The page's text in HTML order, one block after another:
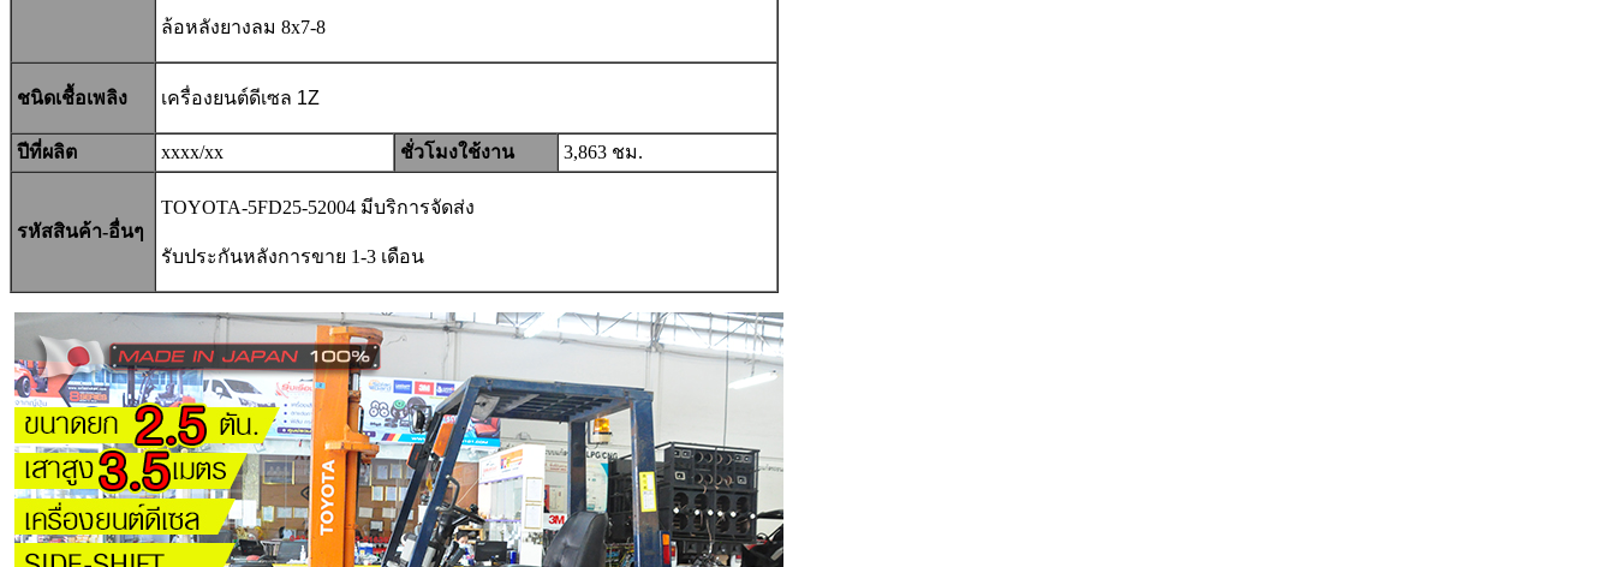
ล้อหลังยางลม 8x7-8
ชนิดเชื้อเพลิง เครื่องยนต์ดีเซล 1Z
ปีที่ผลิต xxxx/xx ชั่วโมงใช้งาน 3,863 ชม.
รหัสสินค้า-อื่นๆ
TOYOTA-5FD25-52004 มีบริการจัดส่ง
รับประกันหลังการขาย 1-3 เดือน